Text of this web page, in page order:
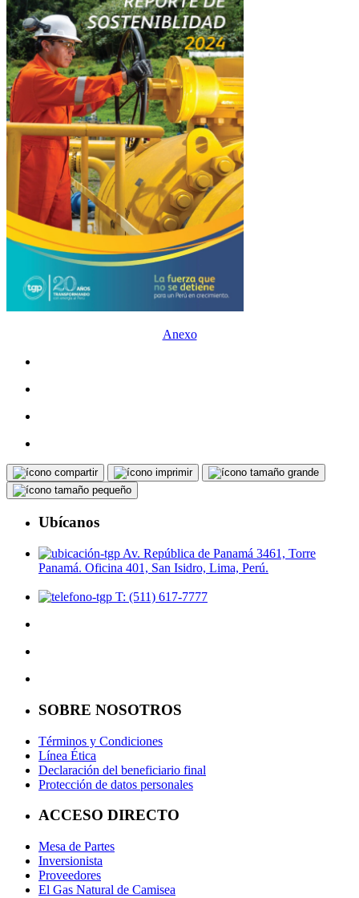
Anexo
Ubícanos
Av. República de Panamá 3461, Torre
Panamá. Oficina 401, San Isidro, Lima, Perú.
T: (511) 617-7777
SOBRE NOSOTROS
Términos y Condiciones
Línea Ética
Declaración del beneficiario final
Protección de datos personales
ACCESO DIRECTO
Mesa de Partes
Inversionista
Proveedores
El Gas Natural de Camisea